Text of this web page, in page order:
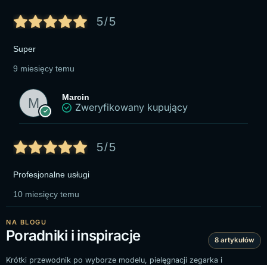
5/5
Super
9 miesięcy temu
Marcin
Zweryfikowany kupujący
5/5
Profesjonalne usługi
10 miesięcy temu
NA BLOGU
Poradniki i inspiracje 8 artykułów
Krótki przewodnik po wyborze modelu, pielęgnacji zegarka i